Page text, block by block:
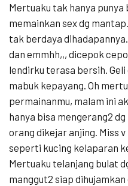
Mertuaku tak hanya
memainkan sex dg
tak berdaya
dan emmhh,,, dicepok
lendirku terasa bersih.
mabuk kepayang. Oh
permainanmu, malam ini
hanya bisa mengerang2
orang dikejar anjing. Miss
seperti kucing kelaparan
Mertuaku telanjang bulat
manggut2 siap dihujamkan